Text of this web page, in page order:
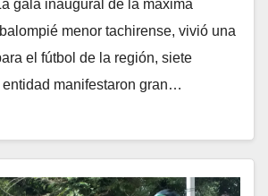
gala inaugural de la máxima
menor tachirense, vivió una
el fútbol de la región, siete
manifestaron gran…